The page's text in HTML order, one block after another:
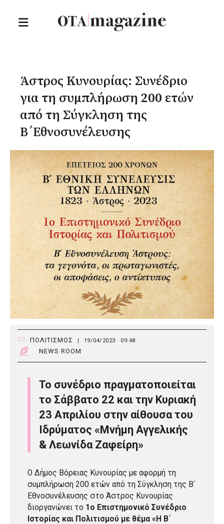
Άστρος Κυνουρίας: Συνέδριο
για τη συμπλήρωση 200 ετών
από τη Σύγκληση της
Β΄Εθνοσυνέλευσης
ΠΟΛΙΤΙΣΜΟΣ | 19/04/2023 · 09:48
NEWS ROOM
Το συνέδριο πραγματοποιείται
το Σάββατο 22 και την Κυριακή
23 Απριλίου στην αίθουσα του
Ιδρύματος «Μνήμη Αγγελικής
& Λεωνίδα Ζαφείρη»
Ο Δήμος Βόρειας Κυνουρίας με αφορμή τη
συμπλήρωση 200 ετών από τη Σύγκληση της Β΄
Εθνοσυνέλευσης στο Άστρος Κυνουρίας
διοργανώνει το 1ο Επιστημονικό Συνέδριο
Ιστορίας και Πολιτισμού με θέμα «Η Β΄